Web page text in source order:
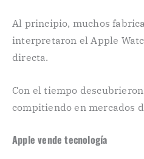
Al principio, muchos
interpretaron el Apple
directa.
Con el tiempo
compitiendo en mercados
Apple vende tecnología